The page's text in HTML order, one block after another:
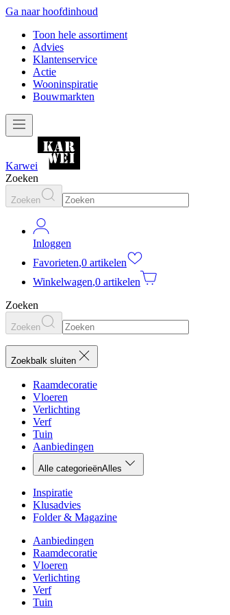
Ga naar hoofdinhoud
Toon hele assortiment
Advies
Klantenservice
Actie
Wooninspiratie
Bouwmarkten
Karwei
Zoeken
Zoeken
Inloggen
Favorieten,0 artikelen
Winkelwagen,0 artikelen
Zoeken
Zoeken
Zoekbalk sluiten
Raamdecoratie
Vloeren
Verlichting
Verf
Tuin
Aanbiedingen
Alle categorieënAlles
Inspiratie
Klusadvies
Folder & Magazine
Aanbiedingen
Raamdecoratie
Vloeren
Verlichting
Verf
Tuin